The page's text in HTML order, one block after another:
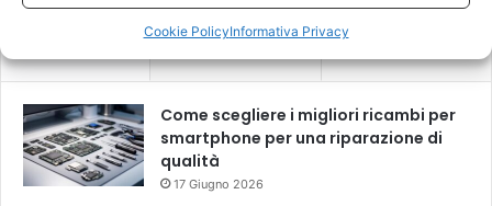
Cookie PolicyInformativa Privacy
Più visitati
Come scegliere i migliori ricambi per
smartphone per una riparazione di
qualità
17 Giugno 2026